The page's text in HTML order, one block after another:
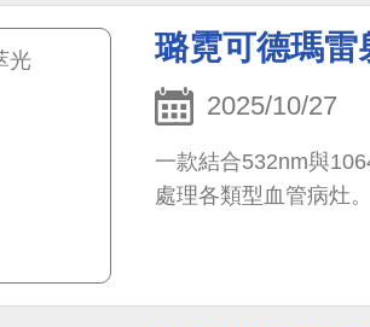
璐霓可德瑪
2025/10/27
一款結合532nm與
處理各類型血管病灶。